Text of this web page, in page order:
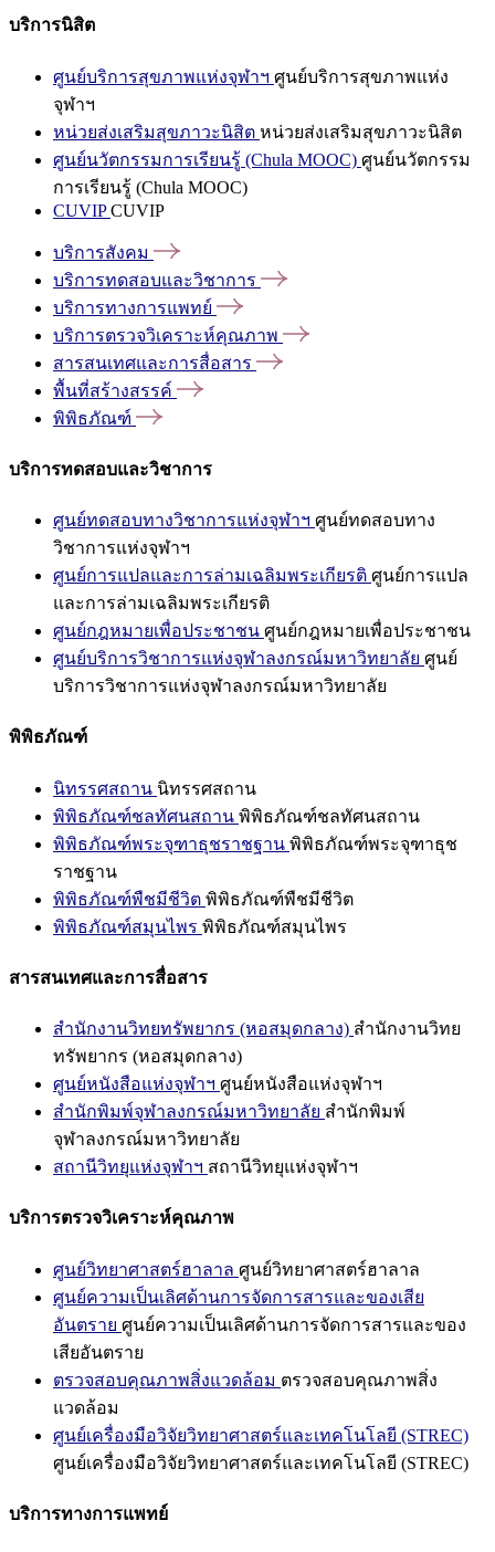
บริการนิสิต
ศูนย์บริการสุขภาพแห่งจุฬาฯ ศูนย์บริการสุขภาพแห่ง
จุฬาฯ
หน่วยส่งเสริมสุขภาวะนิสิต หน่วยส่งเสริมสุขภาวะนิสิต
ศูนย์นวัตกรรมการเรียนรู้ (Chula MOOC) ศูนย์นวัตกรรม
การเรียนรู้ (Chula MOOC)
CUVIPCUVIP
บริการสังคม
บริการทดสอบและวิชาการ
บริการทางการแพทย์
บริการตรวจวิเคราะห์คุณภาพ
สารสนเทศและการสื่อสาร
พื้นที่สร้างสรรค์
พิพิธภัณฑ์
บริการทดสอบและวิชาการ
ศูนย์ทดสอบทางวิชาการแห่งจุฬาฯ ศูนย์ทดสอบทาง
วิชาการแห่งจุฬาฯ
ศูนย์การแปลและการล่ามเฉลิมพระเกียรติ ศูนย์การแปล
และการล่ามเฉลิมพระเกียรติ
ศูนย์กฎหมายเพื่อประชาชน ศูนย์กฎหมายเพื่อประชาชน
ศูนย์บริการวิชาการแห่งจุฬาลงกรณ์มหาวิทยาลัย ศูนย์
บริการวิชาการแห่งจุฬาลงกรณ์มหาวิทยาลัย
พิพิธภัณฑ์
นิทรรศสถาน นิทรรศสถาน
พิพิธภัณฑ์ชลทัศนสถาน พิพิธภัณฑ์ชลทัศนสถาน
พิพิธภัณฑ์พระจุฑาธุชราชฐาน พิพิธภัณฑ์พระจุฑาธุช
ราชฐาน
พิพิธภัณฑ์พืชมีชีวิต พิพิธภัณฑ์พืชมีชีวิต
พิพิธภัณฑ์สมุนไพร พิพิธภัณฑ์สมุนไพร
สารสนเทศและการสื่อสาร
สำนักงานวิทยทรัพยากร (หอสมุดกลาง) สำนักงานวิทย
ทรัพยากร (หอสมุดกลาง)
ศูนย์หนังสือแห่งจุฬาฯ ศูนย์หนังสือแห่งจุฬาฯ
สำนักพิมพ์จุฬาลงกรณ์มหาวิทยาลัย สำนักพิมพ์
จุฬาลงกรณ์มหาวิทยาลัย
สถานีวิทยุแห่งจุฬาฯ สถานีวิทยุแห่งจุฬาฯ
บริการตรวจวิเคราะห์คุณภาพ
ศูนย์วิทยาศาสตร์ฮาลาล ศูนย์วิทยาศาสตร์ฮาลาล
ศูนย์ความเป็นเลิศด้านการจัดการสารและของเสีย
อันตราย ศูนย์ความเป็นเลิศด้านการจัดการสารและของ
เสียอันตราย
ตรวจสอบคุณภาพสิ่งแวดล้อม ตรวจสอบคุณภาพสิ่ง
แวดล้อม
ศูนย์เครื่องมือวิจัยวิทยาศาสตร์และเทคโนโลยี (STREC)
ศูนย์เครื่องมือวิจัยวิทยาศาสตร์และเทคโนโลยี (STREC)
บริการทางการแพทย์